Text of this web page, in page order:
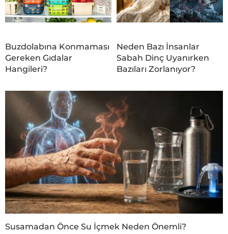
Buzdolabına Konmaması
Gereken Gıdalar
Hangileri?
Neden Bazı İnsanlar
Sabah Dinç Uyanırken
Bazıları Zorlanıyor?
Susamadan Önce Su İçmek Neden Önemli?